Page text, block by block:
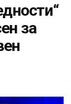
за